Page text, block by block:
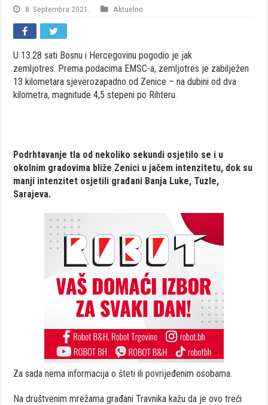
8. Septembra 2021. Aktuelno
U 13.28 sati Bosnu i Hercegovinu pogodio je jak
zemljotres. Prema podacima EMSC-a, zemljotres je zabilježen
13 kilometara sjeverozapadno od Zenice – na dubini od dva
kilometra, magnitude 4,5 stepeni po Rihteru.
Podrhtavanje tla od nekoliko sekundi osjetilo se i u
okolnim gradovima bliže Zenici u jačem intenzitetu, dok su
manji intenzitet osjetili građani Banja Luke, Tuzle,
Sarajeva.
Za sada nema informacija o šteti ili povrijeđenim osobama.
Na društvenim mrežama građani Travnika kažu da je ovo treći